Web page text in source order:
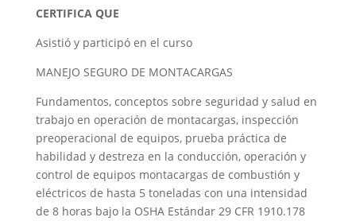
CERTIFICA QUE
Asistió y participó en el curso
MANEJO SEGURO DE MONTACARGAS
Fundamentos, conceptos sobre seguridad y salud en
trabajo en operación de montacargas, inspección
preoperacional de equipos, prueba práctica de
habilidad y destreza en la conducción, operación y
control de equipos montacargas de combustión y
eléctricos de hasta 5 toneladas con una intensidad
de 8 horas bajo la OSHA Estándar 29 CFR 1910.178